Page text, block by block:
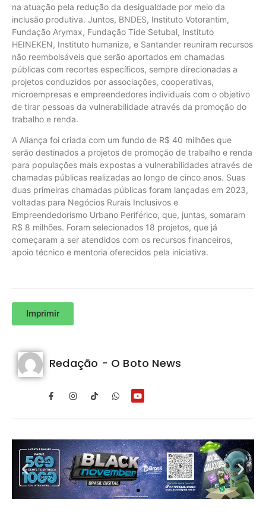
na atuação pela redução da desigualdade por meio da
inclusão produtiva. Juntos, BNDES, Instituto Votorantim,
Fundação Arymax, Fundação Tide Setubal, Instituto
HEINEKEN, Instituto humanize, e Santander reuniram recursos
não reembolsáveis que serão aportados em chamadas
públicas com recortes específicos, sempre direcionadas a
projetos conduzidos por associações, cooperativas,
microempresas e empreendedores individuais com o objetivo
de tirar pessoas da vulnerabilidade através da promoção do
trabalho e renda.
A Aliança foi criada com um fundo de R$ 40 milhões que
serão destinados a projetos de promoção de trabalho e renda
para populações mais expostas a vulnerabilidades através de
chamadas públicas realizadas ao longo de cinco anos. Suas
duas primeiras chamadas públicas foram lançadas em 2023,
voltadas para Negócios Rurais Inclusivos e
Empreendedorismo Urbano Periférico, que, juntas, somaram
R$ 8 milhões. Foram selecionados 18 projetos, que já
começaram a ser atendidos com os recursos financeiros,
apoio técnico e mentoria oferecidos pela iniciativa.
Imprimir
Redação - O Boto News